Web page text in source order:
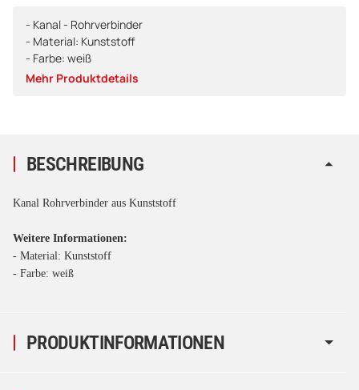
- Kanal - Rohrverbinder
- Material: Kunststoff
- Farbe: weiß
Mehr Produktdetails
PRODUKTINFORMATIONEN
BESCHREIBUNG
Kanal Rohrverbinder aus Kunststoff
Weitere Informationen:
- Material: Kunststoff
- Farbe: weiß